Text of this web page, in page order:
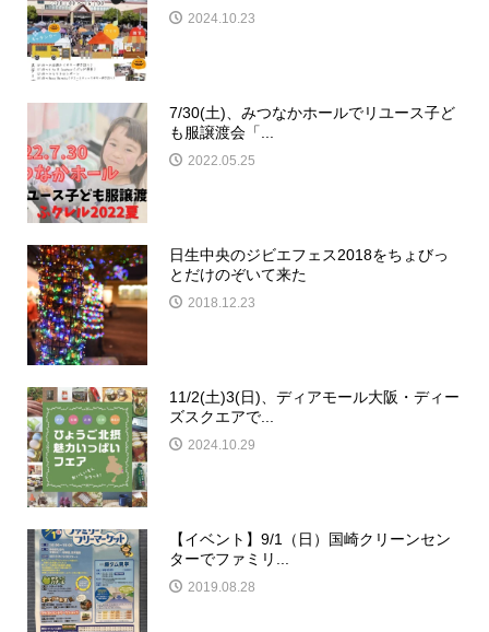
2024.10.23
7/30(土)、みつなかホールでリユース子ど
も服譲渡会「...
2022.05.25
日生中央のジビエフェス2018をちょびっ
とだけのぞいて来た
2018.12.23
11/2(土)3(日)、ディアモール大阪・ディー
ズスクエアで...
2024.10.29
【イベント】9/1（日）国崎クリーンセン
ターでファミリ...
2019.08.28